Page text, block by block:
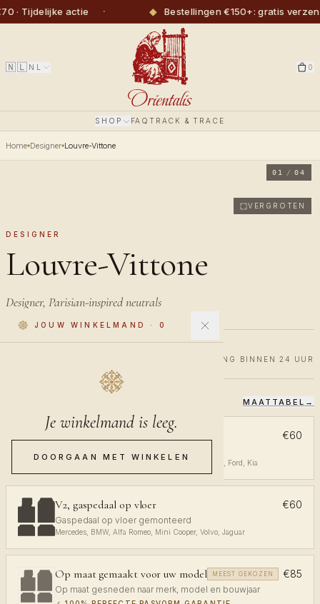
Tijdelijke actie · Bestellingen €150+: gratis verzending
🇳🇱 NL 0
SHOP FAQTRACK & TRACE
JOUW WINKELMAND · 0
Je winkelmand is leeg.
DOORGAAN MET WINKELEN
Home Designer Louvre-Vittone
VERGROTEN
01 / 04
DESIGNER
Louvre-Vittone
Designer, Parisian-inspired neutrals
VERZENDING BINNEN 24 UUR
MAATTABEL →
V1, gaspedaal aan plafond €60
Volkswagen, Audi, Toyota, Opel, Peugeot, Renault, Ford, Kia
V2, gaspedaal op vloer €60
Gaspedaal op vloer gemonteerd
Mercedes, BMW, Alfa Romeo, Mini Cooper, Volvo, Jaguar
Op maat gemaakt voor uw model MEEST GEKOZEN €85
Op maat gesneden naar merk, model en bouwjaar